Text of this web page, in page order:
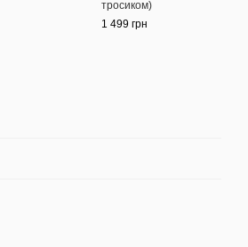
тросиком)
1 499 грн